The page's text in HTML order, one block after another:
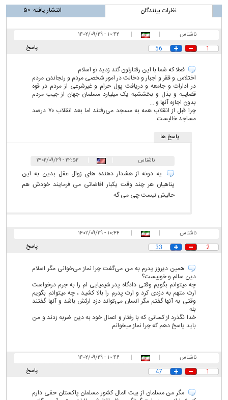
نظرات بینندگان انتشار یافته: ۵۰
ناشناس |
|
۱۰:۴۲ - ۱۴۰۲/۰۹/۲۹
پاسخ
1
56
فعلا که شما با این رفتارتون گند زدید تو اسلام
اختلاس و فقر و اجبار و دخالت در امور شخصی مردم و رنجاندن مردم
در ادارات و جامعه و دریافت پول حرام و غیرشرعی از مردم در قوه
قضاییه و بذل و بخششبه یک میلیارد مسلمان جهان از جیب مردم
بدون اجازه آنها و ...
چرا قبل از انقلاب همه به مسجد می‌رفتند اما بعد انقلاب ۷۰ درصد
مساجد خالیست
پاسخ ها
ناشناس ۲۲:۵۲ - ۱۴۰۲/۰۹/۲۹
يه دونه از هشدار دهنده هاى زوال عقل بدين به اين
پناهيان هر چند وقت يکبار افاضاتى مى فرمايند خودش هم
حاليش نيست چى مى گه
ناشناس |
|
۱۰:۴۴ - ۱۴۰۲/۰۹/۲۹
پاسخ
2
33
همین دیروز پدرم به من می‌گفت چرا نماز می‌خوانی مگر اسلام
دین سالم و خوبیست؟
چه میتوانم بگویم وقتی دادگاه پدر شیمیایی ام را به جرم درخواست
ارث متهم به دزدی کرد و ارث پدرم را بالا کشید ، چه میتوانم بگویم
وقتی به آنها گفتم مگر انسان می‌تواند دزد ارثش باشد و آنها گفتند
بله
خدا نگذرد از کسانی که با رفتار و اعمال خود به دین ضربه زدند و من
باید پاسخ دهم که چرا نماز میخوانم
ناشناس |
|
۱۰:۴۶ - ۱۴۰۲/۰۹/۲۹
پاسخ
1
47
مگر من مسلمان از بیت المال کشور مسلمان پاکستان حقی دارم